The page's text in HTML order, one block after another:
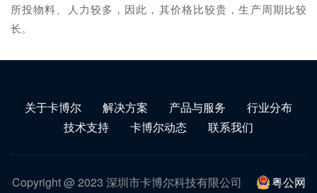
所投物料、人力较多，因此，其价格比较贵，生产周期比较
长。
关于卡博尔 解决方案 产品与服务
行业分布
技术支持
卡博尔动态 联系我们
Copyright @ 2023 深圳市卡博尔科技有限公司
粤公网